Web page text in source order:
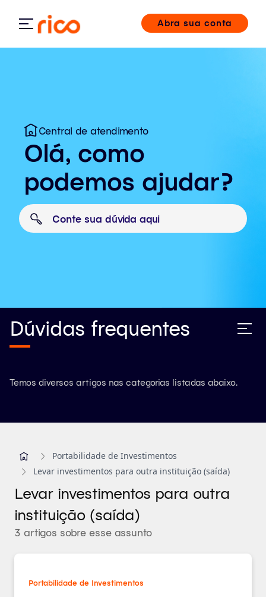
Abra sua conta
Central de atendimento
Olá, como
podemos ajudar?
Dúvidas frequentes
Temos diversos artigos nas categorias listadas abaixo.
Portabilidade de Investimentos
Levar investimentos para outra instituição (saída)
Levar investimentos para outra
instituição (saída)
3 artigos sobre esse assunto
Portabilidade de Investimentos